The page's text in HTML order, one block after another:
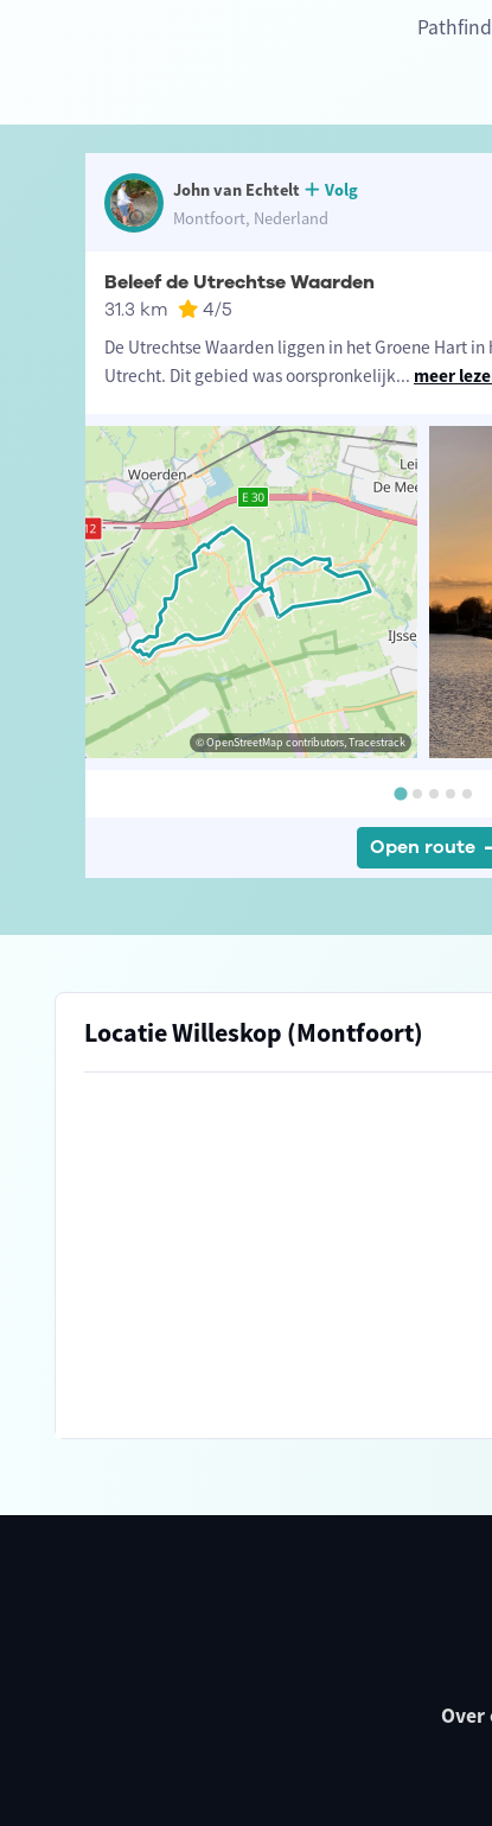
John van Echtelt
Volg
Montfoort, Nederland
Beleef de Utrechtse Waarden
31.3 km 4/5
De Utrechtse Waarden liggen in het Groene Hart
Utrecht. Dit gebied was oorspronkelijk... meer
© OpenStreetMap contributors, Tracestrack
Open route
Locatie Willeskop (Montfoort)
Over